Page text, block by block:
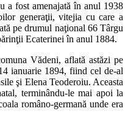
a fost amenajată în anul 1938
generaţii, vitejia cu care a
pe drumul naţional 66 Târgu
Ecaterinei în anul 1884.
Vădeni, aflată astăzi pe
ianuarie 1894, fiind cel de-al
şi Elena Teoderoiu. Aceasta
terminându-le mai apoi la
româno-germană unde era